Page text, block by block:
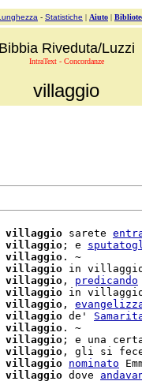
- Statistiche | Aiuto |
Bibbia Riveduta/Luzzi
IntraText - Concordanze
villaggio
villaggio sarete
villaggio ; e
villaggio . ~
villaggio in
villaggio , predicando
villaggio in
villaggio ,
villaggio de'
villaggio
villaggio ; e una
villaggio , gli si
villaggio nominato
villaggio dove